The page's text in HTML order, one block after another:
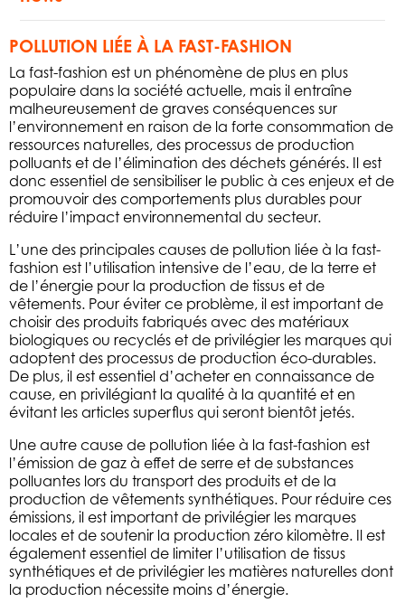
POLLUTION LIÉE À LA FAST-FASHION
La fast-fashion est un phénomène de plus en plus
populaire dans la société actuelle, mais il entraîne
malheureusement de graves conséquences sur
l’environnement en raison de la forte consommation de
ressources naturelles, des processus de production
polluants et de l’élimination des déchets générés. Il est
donc essentiel de sensibiliser le public à ces enjeux et de
promouvoir des comportements plus durables pour
réduire l’impact environnemental du secteur.
L’une des principales causes de pollution liée à la fast-
fashion est l’utilisation intensive de l’eau, de la terre et
de l’énergie pour la production de tissus et de
vêtements. Pour éviter ce problème, il est important de
choisir des produits fabriqués avec des matériaux
biologiques ou recyclés et de privilégier les marques qui
adoptent des processus de production éco-durables.
De plus, il est essentiel d’acheter en connaissance de
cause, en privilégiant la qualité à la quantité et en
évitant les articles superflus qui seront bientôt jetés.
Une autre cause de pollution liée à la fast-fashion est
l’émission de gaz à effet de serre et de substances
polluantes lors du transport des produits et de la
production de vêtements synthétiques. Pour réduire ces
émissions, il est important de privilégier les marques
locales et de soutenir la production zéro kilomètre. Il est
également essentiel de limiter l’utilisation de tissus
synthétiques et de privilégier les matières naturelles dont
la production nécessite moins d’énergie.